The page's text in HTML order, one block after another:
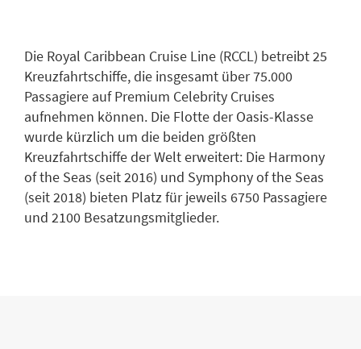
Die Royal Caribbean Cruise Line (RCCL) betreibt 25
Kreuzfahrtschiffe, die insgesamt über 75.000
Passagiere auf Premium Celebrity Cruises
aufnehmen können. Die Flotte der Oasis-Klasse
wurde kürzlich um die beiden größten
Kreuzfahrtschiffe der Welt erweitert: Die Harmony
of the Seas (seit 2016) und Symphony of the Seas
(seit 2018) bieten Platz für jeweils 6750 Passagiere
und 2100 Besatzungsmitglieder.